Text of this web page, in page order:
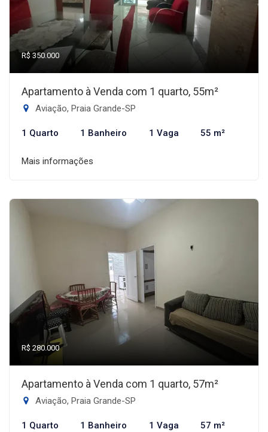
R$ 350.000
Apartamento à Venda com 1 quarto, 55m²
Aviação, Praia Grande-SP
1 Quarto 1 Banheiro 1 Vaga 55 m²
Mais informações
R$ 280.000
Apartamento à Venda com 1 quarto, 57m²
Aviação, Praia Grande-SP
1 Quarto 1 Banheiro 1 Vaga 57 m²